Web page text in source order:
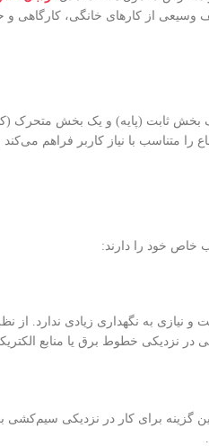
فراهم می‌کند. این ارتفاع، آن را برای طیف
ثابت (پایه) و یک بخش متحرک
را متناسب با نیاز کاربر فراهم
خاص خود را دارند:
به نگهداری زیادی ندارد. از
در نزدیکی خطوط برق یا منابع
گزینه برای کار در نزدیکی سیم‌کشی